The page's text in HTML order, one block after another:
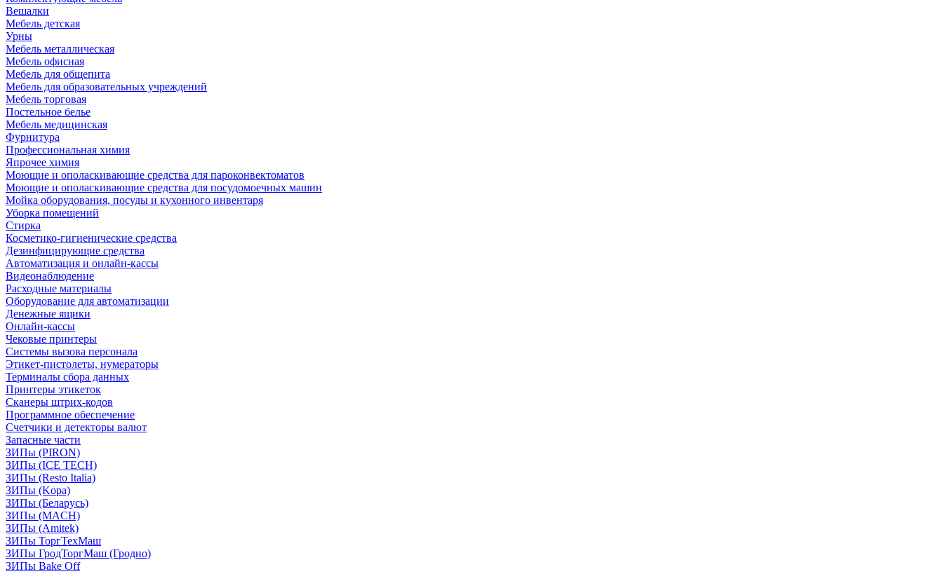
Вешалки
Мебель детская
Урны
Мебель металлическая
Мебель офисная
Мебель для общепита
Мебель для образовательных учреждений
Мебель торговая
Постельное белье
Мебель медицинская
Фурнитура
Профессиональная химия
Япрочее химия
Моющие и ополаскивающие средства для пароконвектоматов
Моющие и ополаскивающие средства для посудомоечных машин
Мойка оборудования, посуды и кухонного инвентаря
Уборка помещений
Стирка
Косметико-гигиенические средства
Дезинфицирующие средства
Автоматизация и онлайн-кассы
Видеонаблюдение
Расходные материалы
Оборудование для автоматизации
Денежные ящики
Онлайн-кассы
Чековые принтеры
Системы вызова персонала
Этикет-пистолеты, нумераторы
Терминалы сбора данных
Принтеры этикеток
Сканеры штрих-кодов
Программное обеспечение
Счетчики и детекторы валют
Запасные части
ЗИПы (PIRON)
ЗИПы (ICE TECH)
ЗИПы (Resto Italia)
ЗИПы (Kopa)
ЗИПы (Беларусь)
ЗИПы (MACH)
ЗИПы (Amitek)
ЗИПы ТоргТехМаш
ЗИПы ГродТоргМаш (Гродно)
ЗИПы Bake Off